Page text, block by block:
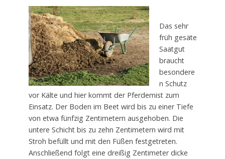
Das sehr
früh gesäte
Saatgut
braucht
besondere
n Schutz
vor Kälte und hier kommt der Pferdemist zum
Einsatz. Der Boden im Beet wird bis zu einer Tiefe
von etwa fünfzig Zentimetern ausgehoben. Die
untere Schicht bis zu zehn Zentimetern wird mit
Stroh befüllt und mit den Füßen festgetreten.
Anschließend folgt eine dreißig Zentimeter dicke